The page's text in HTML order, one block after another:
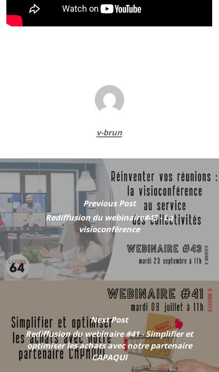
v-brun
Previous Post
Rediffusion du webinaire#43 - La
visioconférence
Next Post
Rediffusion du webinaire #41 - Simplifier et
optimiser les achats avec notre partenaire
CAPAQUI